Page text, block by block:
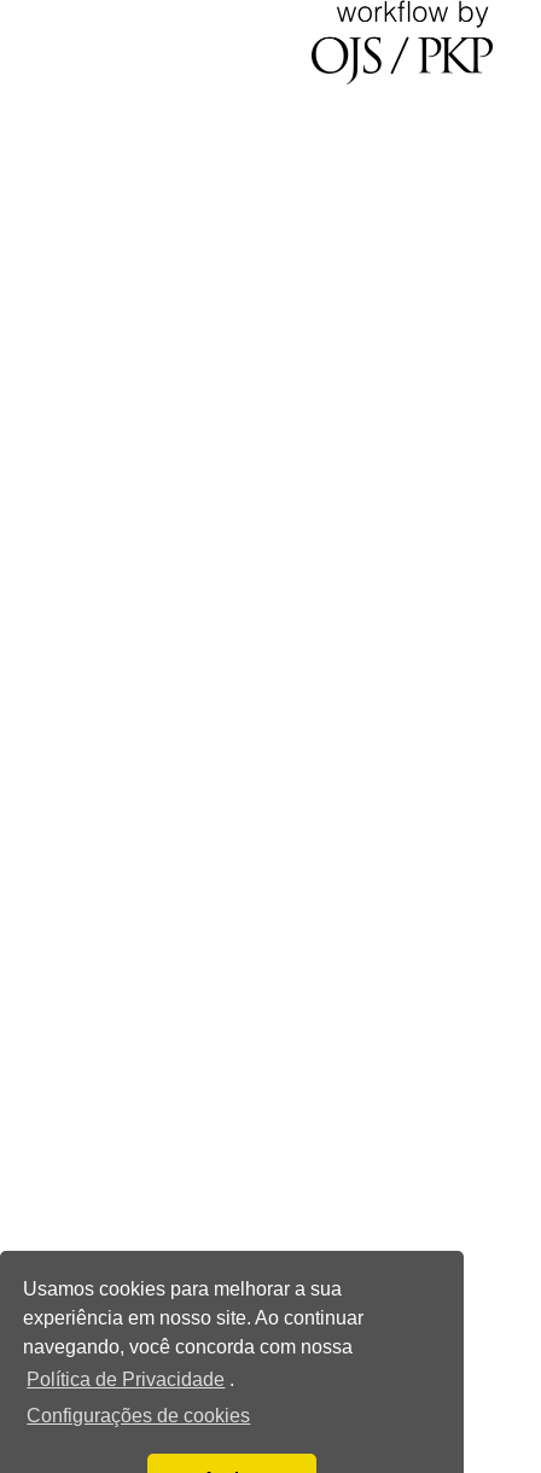
Usamos cookies para melhorar a sua
experiência em nosso site. Ao continuar
navegando, você concorda com nossa
Política de Privacidade .
Configurações de cookies